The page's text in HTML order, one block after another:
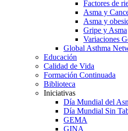
Factores de
Asma y
Asma y
Gripe y Asma
Variaciones
Global Asthma
Educación
Calidad de Vida
Formación Continuada
Biblioteca
Iniciativas
Día Mundial del
Día Mundial Sin
GEMA
GINA